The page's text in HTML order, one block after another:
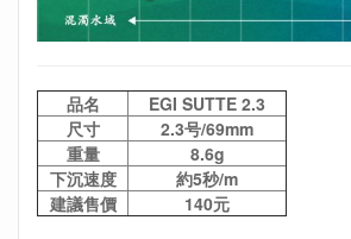
品名
EGI SUTTE 2.3
尺寸
2.3号/69mm
重量
8.6g
下沉速度
約5秒/m
建議售價
140元